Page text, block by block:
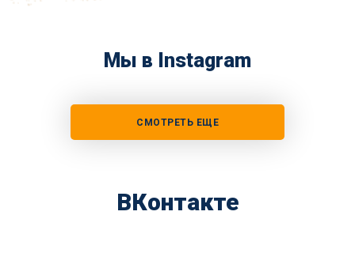
Мы в Instagram
СМОТРЕТЬ ЕЩЕ
ВКонтакте